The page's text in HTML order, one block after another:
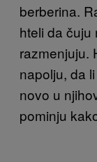
berberina.
hteli da čuju
razmenjuju.
napolju, da
novo u
pominju